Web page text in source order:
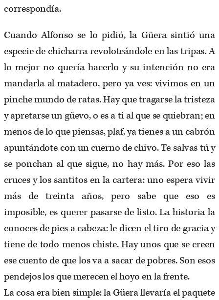
correspondía.
Cuando Alfonso se lo pidió, la Güera sintió una
especie de chicharra revoloteándole en las tripas. A
lo mejor no quería hacerlo y su intención no era
mandarla al matadero, pero ya ves: vivimos en un
pinche mundo de ratas. Hay que tragarse la tristeza
y apretarse un güevo, o es a ti al que se quiebran; en
menos de lo que piensas, plaf, ya tienes a un cabrón
apuntándote con un cuerno de chivo. Te salvas tú y
se ponchan al que sigue, no hay más. Por eso las
cruces y los santitos en la cartera: uno espera vivir
más de treinta años, pero sabe que eso es
imposible, es querer pasarse de listo. La historia la
conoces de pies a cabeza: le dicen el tiro de gracia y
tiene de todo menos chiste. Hay unos que se creen
ese cuento de que los va a sacar de pobres. Son esos
pendejos los que merecen el hoyo en la frente.
La cosa era bien simple: la Güera llevaría el paquete